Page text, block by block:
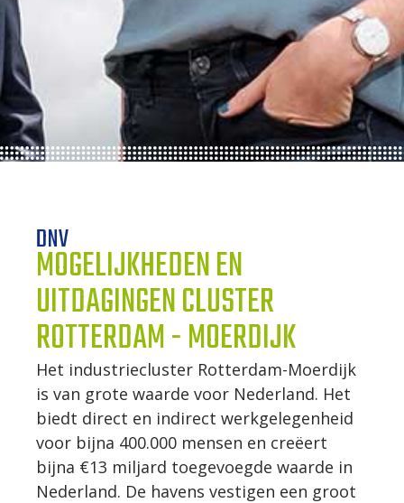
ONZE ALUMNI
VACATURES
ORGANISATIES
DE MEERWAARDE
KETENAANPAK
UW NETWERK
WERKWIJZE
UW PROJECT
DNV
MOGELIJKHEDEN EN
UITDAGINGEN CLUSTER
ROTTERDAM - MOERDIJK
Het industriecluster Rotterdam-Moerdijk
is van grote waarde voor Nederland. Het
biedt direct en indirect werkgelegenheid
voor bijna 400.000 mensen en creëert
bijna €13 miljard toegevoegde waarde in
Nederland. De havens vestigen een groot